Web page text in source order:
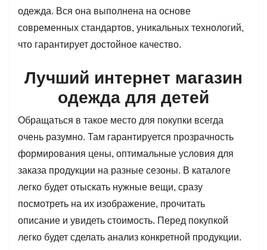
одежда. Вся она выполнена на основе
современных стандартов, уникальных технологий,
что гарантирует достойное качество.
Лучший интернет магазин
одежда для детей
Обращаться в такое место для покупки всегда
очень разумно. Там гарантируется прозрачность
формирования цены, оптимальные условия для
заказа продукции на разные сезоны. В каталоге
легко будет отыскать нужные вещи, сразу
посмотреть на их изображение, прочитать
описание и увидеть стоимость. Перед покупкой
легко будет сделать анализ конкретной продукции.